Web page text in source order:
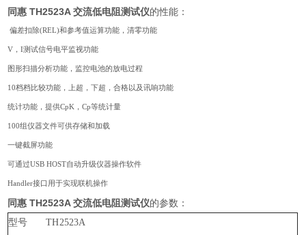
同惠 TH2523A 交流低电阻测试仪的性能：
偏差扣除(REL)和参考值运算功能，清零功能
V，I测试信号电平监视功能
图形扫描分析功能，监控电池的放电过程
10档档比较功能，上超，下超，合格以及讯响功能
统计功能，提供CpK，Cp等统计量
100组仪器文件可供存储和加载
一键截屏功能
可通过USB HOST自动升级仪器操作软件
Handler接口用于实现联机操作
同惠 TH2523A 交流低电阻测试仪的参数：
型号 TH2523A